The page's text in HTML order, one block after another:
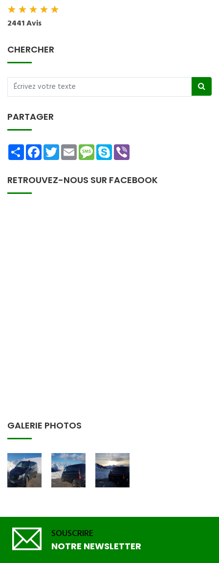
★★★★★
2441 Avis
CHERCHER
PARTAGER
ShareFacebookTwitterEmailMessage
Skype
RETROUVEZ-NOUS SUR FACEBOOK
GALERIE PHOTOS
SOUSCRIRE
NOTRE NEWSLETTER